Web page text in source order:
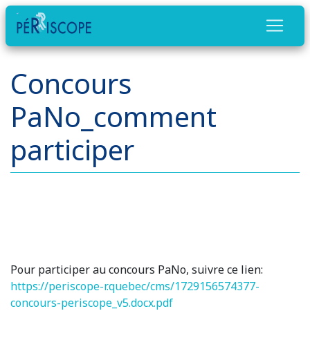
Concours
PaNo_comment
participer
Pour participer au concours PaNo, suivre ce lien:
https://periscope-r.quebec/cms/1729156574377-
concours-periscope_v5.docx.pdf